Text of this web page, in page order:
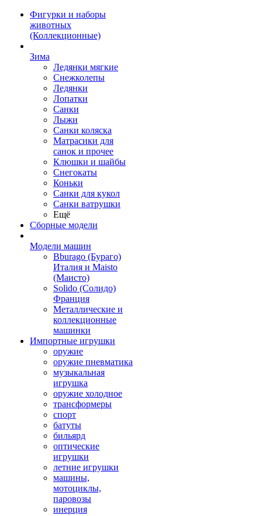
Фигурки и наборы
животных
(Коллекционные)
Зима
Ледянки мягкие
Снежколепы
Ледянки
Лопатки
Санки
Лыжи
Санки коляска
Матрасики для
санок и прочее
Клюшки и шайбы
Снегокаты
Коньки
Санки для кукол
Санки ватрушки
Ещё
Сборные модели
Модели машин
Bburago (Бураго)
Италия и Maisto
(Маисто)
Solido (Солидо)
Франция
Металлические и
коллекционные
машинки
Импортные игрушки
оружие
оружие пневматика
музыкальная
игрушка
оружие холодное
трансформеры
спорт
батуты
бильярд
оптические
игрушки
летние игрушки
машины,
мотоциклы,
паровозы
инерция